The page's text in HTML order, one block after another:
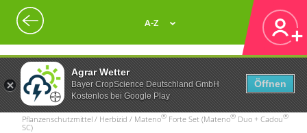
Agrar Wetter
Bayer CropScience Deutschland GmbH
Kostenlos bei Google Play
Öffnen
A-Z
Pflanzenschutzmittel / Herbizid / Mateno® Forte Set (Mateno® Duo + Cadou®
SC)